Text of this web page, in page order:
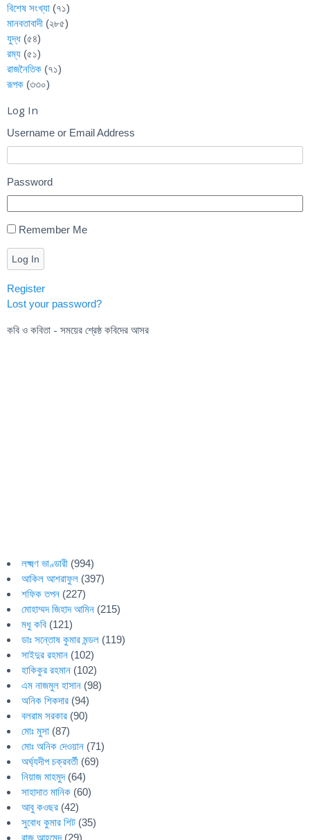
বিশেষ সংখ্যা (৭১)
মানবতাবাদী (২৮৫)
যুদ্ধ (৫৪)
রম্য (৫১)
রাজনৈতিক (৭১)
রূপক (৩৩০)
Log In
Username or Email Address
Password
Remember Me
Log In
Register
Lost your password?
কবি ও কবিতা - সময়ের শ্রেষ্ঠ কবিদের আসর
লক্ষ্মণ ভাণ্ডারী (994)
আকিল আশরাফুল (397)
শফিক তপন (227)
মোহাম্মদ জিহাদ আমিন (215)
মধু কবি (121)
ডাঃ সন্তোষ কুমার মন্ডল (119)
সাইদুর রহমান (102)
হাকিকুর রহমান (102)
এম নাজমুল হাসান (98)
অনিক শিকদার (94)
বলরাম সরকার (90)
মোঃ মুসা (87)
মোঃ অনিক দেওয়ান (71)
অর্ঘ্যদীপ চক্রবর্তী (69)
নিয়াজ মাহমুদ(64)
সাহাদাত মানিক (60)
আবু কওছর (42)
সুবোধ কুমার শিট (35)
রাজু আহমেদ(29)